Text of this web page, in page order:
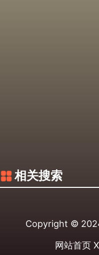
相关搜索
Copyright ©
网站首页